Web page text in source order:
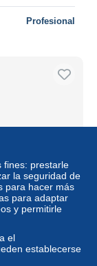
Profesional
-
fines: prestarle
la seguridad de
para hacer más
para adaptar
y permitirle
el
establecerse